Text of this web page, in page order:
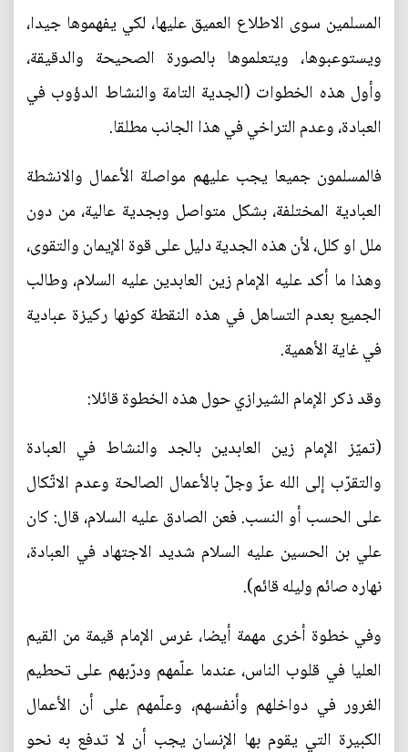
المسلمين سوى الاطلاع العميق عليها، لكي يفهموها جيدا،
ويستوعبوها، ويتعلموها بالصورة الصحيحة والدقيقة،
وأول هذه الخطوات (الجدية التامة والنشاط الدؤوب في
العبادة، وعدم التراخي في هذا الجانب مطلقا.
فالمسلمون جميعا يجب عليهم مواصلة الأعمال والانشطة
العبادية المختلفة، بشكل متواصل وبجدية عالية، من دون
ملل او كلل، لأن هذه الجدية دليل على قوة الإيمان والتقوى،
وهذا ما أكد عليه الإمام زين العابدين عليه السلام، وطالب
الجميع بعدم التساهل في هذه النقطة كونها ركيزة عبادية
في غاية الأهمية.
وقد ذكر الإمام الشيرازي حول هذه الخطوة قائلا:
(تميّز الإمام زين العابدين بالجد والنشاط في العبادة
والتقرّب إلى الله عزّ وجلّ بالأعمال الصالحة وعدم الاتّكال
على الحسب أو النسب. فعن الصادق عليه السلام، قال: كان
علي بن الحسين عليه السلام شديد الاجتهاد في العبادة،
نهاره صائم وليله قائم).
وفي خطوة أخرى مهمة أيضا، غرس الإمام قيمة من القيم
العليا في قلوب الناس، عندما علّمهم ودرّبهم على تحطيم
الغرور في دواخلهم وأنفسهم، وعلّمهم على أن الأعمال
الكبيرة التي يقوم بها الإنسان يجب أن لا تدفع به نحو